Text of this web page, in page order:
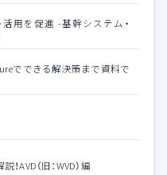
用を促進 -基幹システム・
でできる解決策まで資料で
AVD（旧：WVD）編